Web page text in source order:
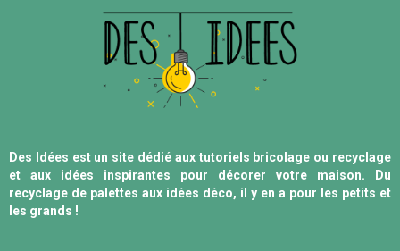
Des Idées est un site dédié aux tutoriels bricolage ou recyclage
et aux idées inspirantes pour décorer votre maison. Du
recyclage de palettes aux idées déco, il y en a pour les petits et
les grands !